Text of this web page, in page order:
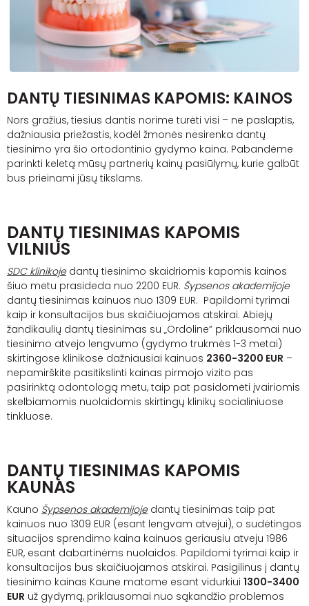
DANTŲ TIESINIMAS KAPOMIS: KAINOS
Nors gražius, tiesius dantis norime turėti visi – ne paslaptis,
dažniausia priežastis, kodėl žmonės nesirenka dantų
tiesinimo yra šio ortodontinio gydymo kaina. Pabandėme
parinkti keletą mūsų partnerių kainų pasiūlymų, kurie galbūt
bus prieinami jūsų tikslams.
DANTŲ TIESINIMAS KAPOMIS
VILNIUS
SDC klinikojedantų tiesinimo skaidriomis kapomis kainos
šiuo metu prasideda nuo 2200 EUR. Šypsenos akademijoje
dantų tiesinimas kainuos nuo 1309 EUR. Papildomi tyrimai
kaip ir konsultacijos bus skaičiuojamos atskirai. Abiejų
žandikaulių dantų tiesinimas su „Ordoline” priklausomai nuo
tiesinimo atvejo lengvumo (gydymo trukmės 1-3 metai)
skirtingose klinikose dažniausiai kainuos 2360-3200 EUR –
nepamirškite pasitikslinti kainas pirmojo vizito pas
pasirinktą odontologą metu, taip pat pasidomėti įvairiomis
skelbiamomis nuolaidomis skirtingų klinikų socialiniuose
tinkluose.
DANTŲ TIESINIMAS KAPOMIS
KAUNAS
Kauno Šypsenos akademijojedantų tiesinimas taip pat
kainuos nuo 1309 EUR (esant lengvam atvejui), o sudėtingos
situacijos sprendimo kaina kainuos geriausiu atveju 1986
EUR, esant dabartinėms nuolaidos. Papildomi tyrimai kaip ir
konsultacijos bus skaičiuojamos atskirai. Pasigilinus į dantų
tiesinimo kainas Kaune matome esant vidurkiui 1300-3400
EUR už gydymą, priklausomai nuo sąkandžio problemos